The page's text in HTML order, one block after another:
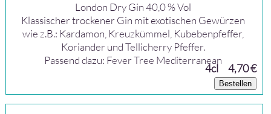
London Dry Gin 40,0 % Vol
Klassischer trockener Gin mit exotischen Gewürzen
wie z.B.: Kardamon, Kreuzkümmel, Kubebenpfeffer,
Koriander und Tellicherry Pfeffer.
Passend dazu: Fever Tree Mediterranean
4cl 4,70 €
Bestellen